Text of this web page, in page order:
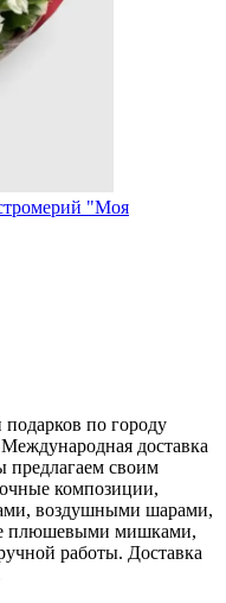
"Моя
по городу
доставка
предлагаем своим
композиции,
воздушными шарами,
плюшевыми мишками,
работы. Доставка